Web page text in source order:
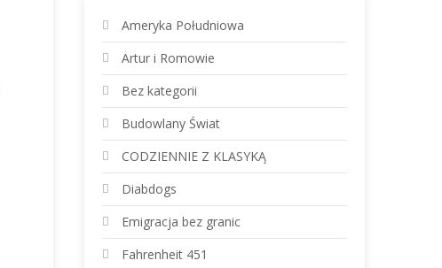
Ameryka Południowa
Artur i Romowie
Bez kategorii
Budowlany Świat
CODZIENNIE Z KLASYKĄ
Diabdogs
Emigracja bez granic
Fahrenheit 451